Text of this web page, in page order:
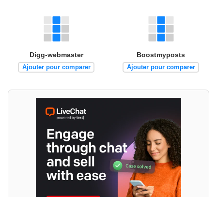
Digg-webmaster
Ajouter pour comparer
Boostmyposts
Ajouter pour comparer